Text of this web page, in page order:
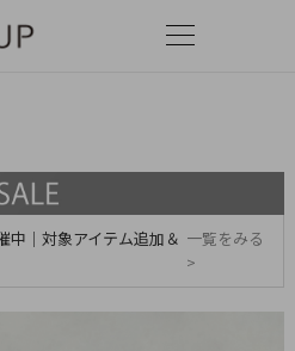
中｜対象アイテム追加＆ 一覧をみる
>